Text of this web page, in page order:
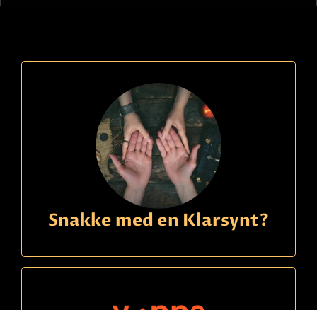
Snakke med en Klarsynt?